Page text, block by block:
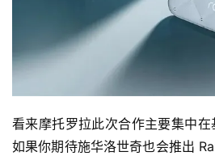
看来摩托罗拉此次合作主要集中在
如果你期待施华洛世奇也会推出